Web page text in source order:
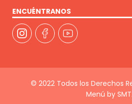
ENCUÉNTRANOS
© 2022 Todos los Derechos
Menú by SMT.